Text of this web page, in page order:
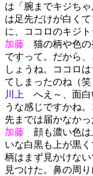
は「腕までキジち
は足先だけが白く
に、ココロのキジト
加藤 猫の柄や色の
ですって。だから
しょうね。ココロ
てしまったのね（笑
川上
へえ～、面白
うな感じですかね
先までは届かなかっ
加藤 顔も濃い色は
いな白黒も上が黒
柄はまず見かけな
見つけた。鼻の周